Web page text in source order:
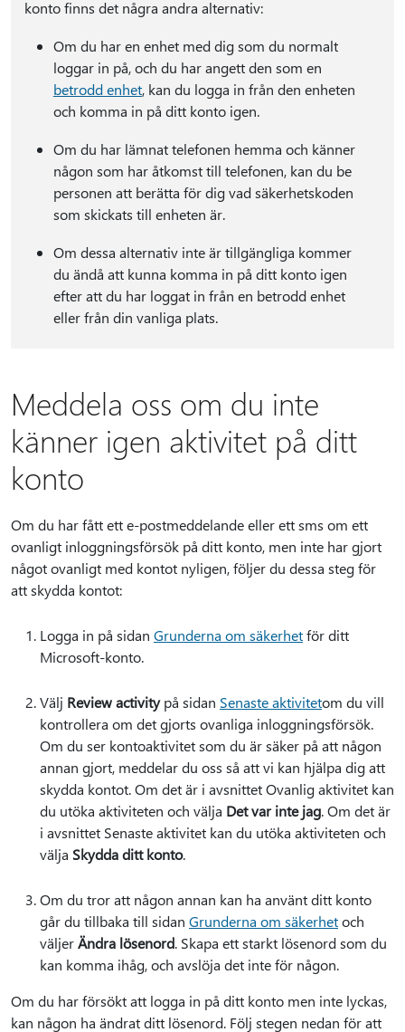
konto finns det några andra alternativ:
Om du har en enhet med dig som du normalt
loggar in på, och du har angett den som en
betrodd enhet, kan du logga in från den enheten
och komma in på ditt konto igen.
Om du har lämnat telefonen hemma och känner
någon som har åtkomst till telefonen, kan du be
personen att berätta för dig vad säkerhetskoden
som skickats till enheten är.
Om dessa alternativ inte är tillgängliga kommer
du ändå att kunna komma in på ditt konto igen
efter att du har loggat in från en betrodd enhet
eller från din vanliga plats.
Meddela oss om du inte
känner igen aktivitet på ditt
konto
Om du har fått ett e-postmeddelande eller ett sms om ett
ovanligt inloggningsförsök på ditt konto, men inte har gjort
något ovanligt med kontot nyligen, följer du dessa steg för
att skydda kontot:
Logga in på sidan Grunderna om säkerhetför ditt
Microsoft-konto.
Välj Review activitypå sidan Senaste aktivitetom du vill
kontrollera om det gjorts ovanliga inloggningsförsök.
Om du ser kontoaktivitet som du är säker på att någon
annan gjort, meddelar du oss så att vi kan hjälpa dig att
skydda kontot. Om det är i avsnittet Ovanlig aktivitet kan
du utöka aktiviteten och välja Det var inte jag. Om det är
i avsnittet Senaste aktivitet kan du utöka aktiviteten och
välja Skydda ditt konto.
Om du tror att någon annan kan ha använt ditt konto
går du tillbaka till sidan Grunderna om säkerhetoch
väljerÄndra lösenord. Skapa ett starkt lösenord som du
kan komma ihåg, och avslöja det inte för någon.
Om du har försökt att logga in på ditt konto men inte lyckas,
kan någon ha ändrat ditt lösenord. Följ stegen nedan för att